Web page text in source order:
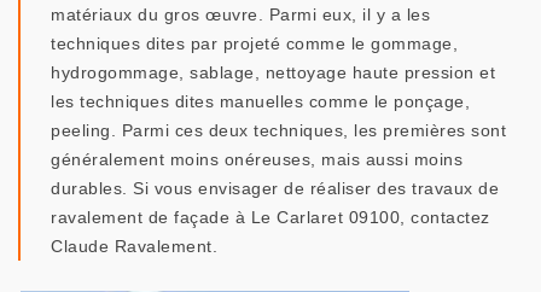
matériaux du gros œuvre. Parmi eux, il y a les
techniques dites par projeté comme le gommage,
hydrogommage, sablage, nettoyage haute pression et
les techniques dites manuelles comme le ponçage,
peeling. Parmi ces deux techniques, les premières sont
généralement moins onéreuses, mais aussi moins
durables. Si vous envisager de réaliser des travaux de
ravalement de façade à Le Carlaret 09100, contactez
Claude Ravalement.